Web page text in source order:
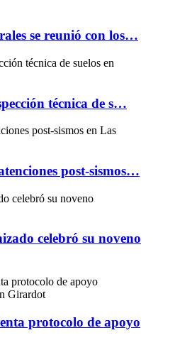
se reunió con los…
técnica de s…
post-sismos…
celebró su noveno
protocolo de apoyo